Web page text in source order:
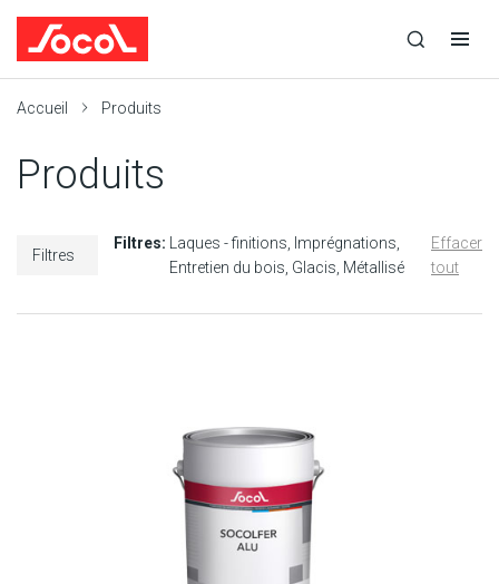
recherche
recherche
navigation
Accueil Produits
Produits
Filtres
Filtres: Laques - finitions
Imprégnations
Entretien du bois Glacis Métallisé
Effacer
tout